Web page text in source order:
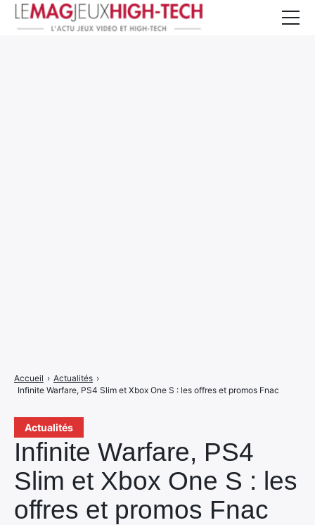
Actualités
Infinite Warfare, PS4
Slim et Xbox One S : les
offres et promos Fnac
Accueil › Actualités ›
Infinite Warfare, PS4 Slim et Xbox One S : les offres et promos Fnac